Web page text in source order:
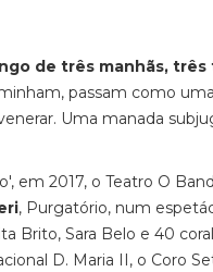
de três manhãs,
passam como
Uma manada
em 2017, o Teatro O
, Purgatório, num
Brito, Sara Belo e 40
D. Maria II, o Coro